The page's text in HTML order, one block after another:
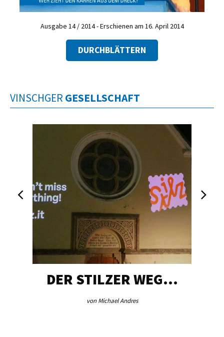
Ausgabe 14 / 2014 - Erschienen am 16. April 2014
DURCHBLÄTTERN
VINSCHGER GESELLSCHAFT
DER STILZER WEG…
von Michael Andres